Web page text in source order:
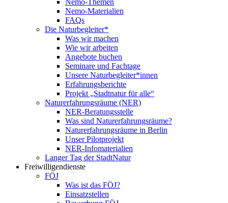
Nemo-Themen
Nemo-Materialien
FAQs
Die Naturbegleiter*
Was wir machen
Wie wir arbeiten
Angebote buchen
Seminare und Fachtage
Unsere Naturbegleiter*innen
Erfahrungsberichte
Projekt „Stadtnatur für alle“
Naturerfahrungsräume (NER)
NER-Beratungsstelle
Was sind Naturerfahrungsräume?
Naturerfahrungsräume in Berlin
Unser Pilotprojekt
NER-Infomaterialien
Langer Tag der StadtNatur
Freiwilligendienste
FÖJ
Was ist das FÖJ?
Einsatzstellen